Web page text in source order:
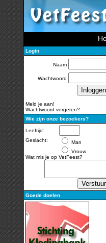
Login
Naam
Wachtwoord
Meld je aan!
Wachtwoord vergeten?
Wie zijn onze bezoekers?
Leeftijd:
Geslacht:
Man
Vrouw
Wat mis je op VetFeest?
Goede doelen